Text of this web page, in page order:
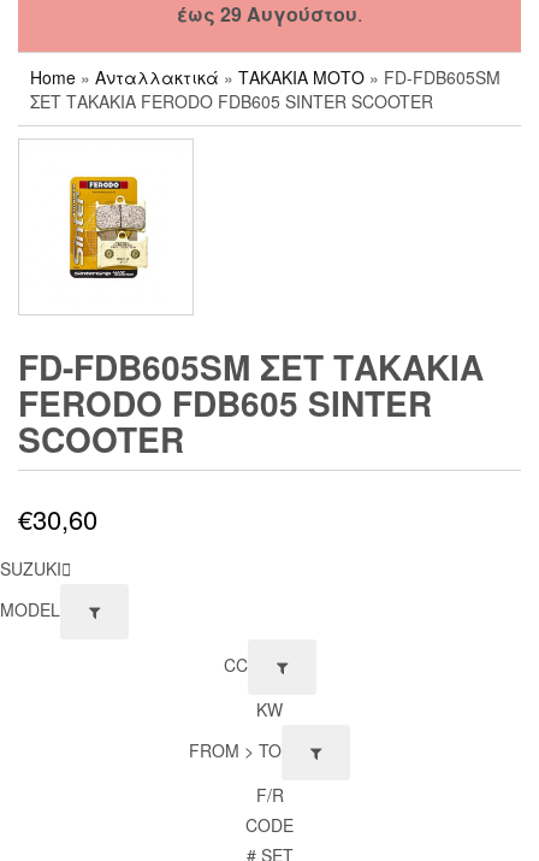
έως 29 Αυγούστου.
Home » Ανταλλακτικά » ΤΑΚΑΚΙΑ ΜΟΤΟ » FD-FDB605SM
ΣΕΤ ΤΑΚΑΚΙΑ FERODO FDB605 SINTER SCOOTER
FD-FDB605SM ΣΕΤ ΤΑΚΑΚΙΑ
FERODO FDB605 SINTER
SCOOTER
€30,60
SUZUKI
MODEL
CC
KW
FROM > TO
F/R
CODE
# SET